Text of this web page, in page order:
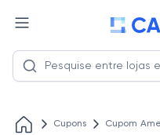
Cupons Cupom